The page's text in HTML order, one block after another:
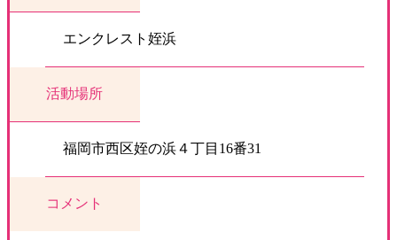
エンクレスト姪浜
活動場所
福岡市西区姪の浜４丁目16番31
コメント